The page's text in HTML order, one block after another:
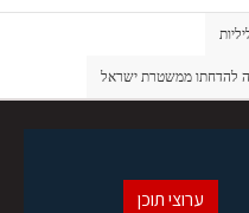
להדחתו ממשטרת ישראל
ערוצי תוכן